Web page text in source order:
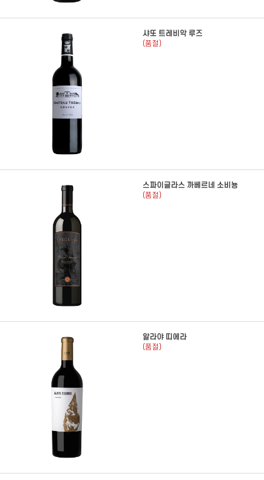
샤또 트레비악 루즈
(품절)
스파이글라스 까베르네 소비뇽
(품절)
알라야 띠에라
(품절)